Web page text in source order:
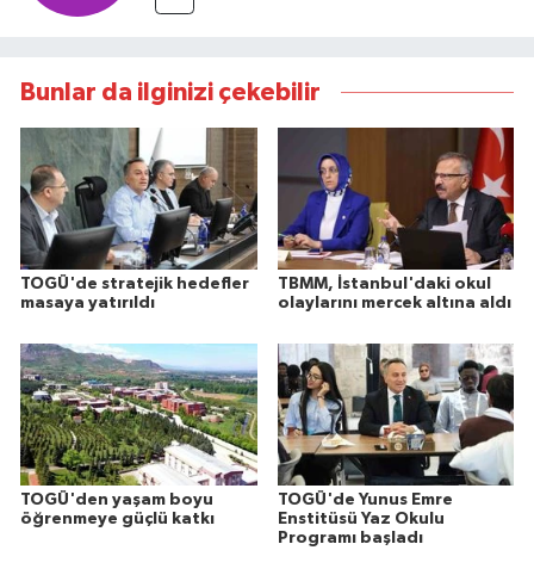
Bunlar da ilginizi çekebilir
TOGÜ'de stratejik hedefler
masaya yatırıldı
TBMM, İstanbul'daki okul
olaylarını mercek altına aldı
TOGÜ'den yaşam boyu
öğrenmeye güçlü katkı
TOGÜ'de Yunus Emre
Enstitüsü Yaz Okulu
Programı başladı